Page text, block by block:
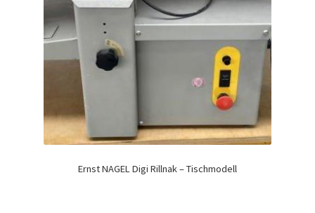
Ernst NAGEL Digi Rillnak – Tischmodell